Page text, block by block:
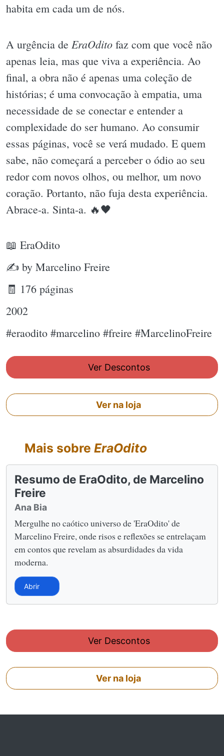
habita em cada um de nós.
A urgência de EraOdito faz com que você não
apenas leia, mas que viva a experiência. Ao
final, a obra não é apenas uma coleção de
histórias; é uma convocação à empatia, uma
necessidade de se conectar e entender a
complexidade do ser humano. Ao consumir
essas páginas, você se verá mudado. E quem
sabe, não começará a perceber o ódio ao seu
redor com novos olhos, ou melhor, um novo
coração. Portanto, não fuja desta experiência.
Abrace-a. Sinta-a. 🔥🖤
📖 EraOdito
✍ by Marcelino Freire
🧾 176 páginas
2002
#eraodito #marcelino #freire #MarcelinoFreire
Ver Descontos
Ver na loja
Mais sobre EraOdito
Resumo de EraOdito, de Marcelino
Freire
Ana Bia
Mergulhe no caótico universo de 'EraOdito' de
Marcelino Freire, onde risos e reflexões se entrelaçam
em contos que revelam as absurdidades da vida
moderna.
Abrir
Ver Descontos
Ver na loja